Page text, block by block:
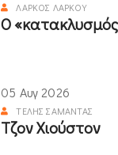
ΛΆΡΚΟΣ ΛΆΡΚΟΥ
Ο
05 Αυγ 2026
ΤΈΛΗΣ ΣΑΜΑΝΤΆΣ
Τζον Χιούστον